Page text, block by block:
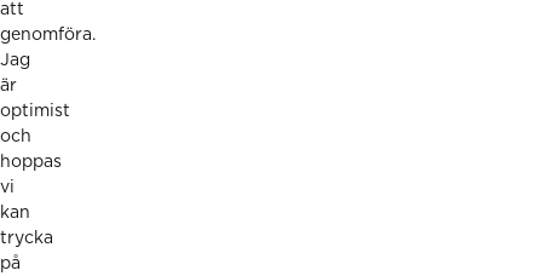
att
genomföra.
Jag
är
optimist
och
hoppas
vi
kan
trycka
på